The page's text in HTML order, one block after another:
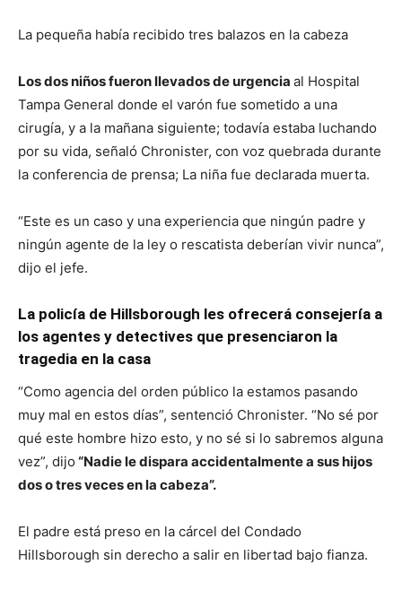
La pequeña había recibido tres balazos en la cabeza
Los dos niños fueron llevados de urgencia al Hospital
Tampa General donde el varón fue sometido a una
cirugía, y a la mañana siguiente; todavía estaba luchando
por su vida, señaló Chronister, con voz quebrada durante
la conferencia de prensa; La niña fue declarada muerta.
“Este es un caso y una experiencia que ningún padre y
ningún agente de la ley o rescatista deberían vivir nunca”,
dijo el jefe.
La policía de Hillsborough les ofrecerá consejería a
los agentes y detectives que presenciaron la
tragedia en la casa
“Como agencia del orden público la estamos pasando
muy mal en estos días”, sentenció Chronister. “No sé por
qué este hombre hizo esto, y no sé si lo sabremos alguna
vez”, dijo “Nadie le dispara accidentalmente a sus hijos
dos o tres veces en la cabeza”.
El padre está preso en la cárcel del Condado
Hillsborough sin derecho a salir en libertad bajo fianza.